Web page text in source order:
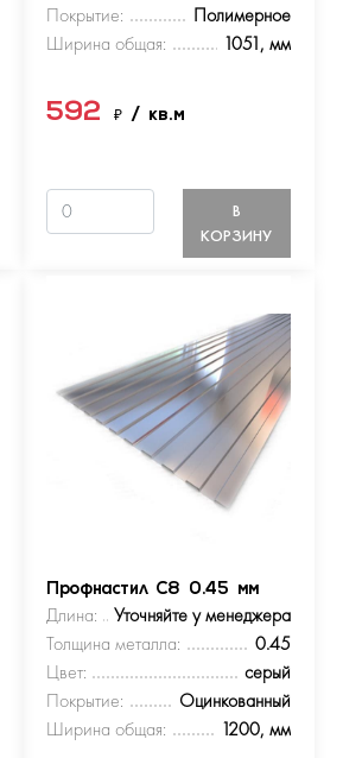
Покрытие:
Полимерное
Ширина общая:
1051, мм
592 ₽ / кв.м
В
КОРЗИНУ
Профнастил С8 0.45 мм
Длина:
Уточняйте у менеджера
Толщина металла:
0.45
Цвет:
серый
Покрытие:
Оцинкованный
Ширина общая:
1200, мм